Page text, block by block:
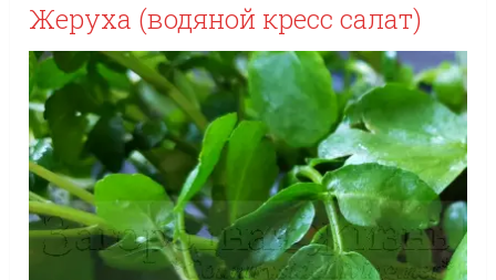
Жеруха (водяной кресс салат)